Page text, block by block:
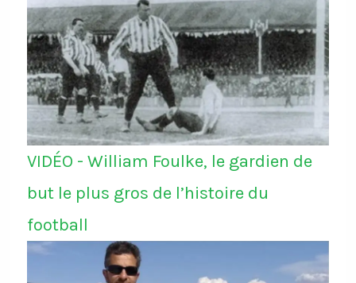
VIDÉO - William Foulke, le gardien de
but le plus gros de l’histoire du
football